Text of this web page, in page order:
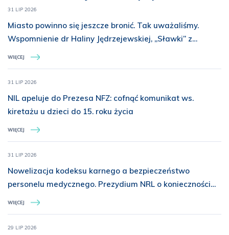
31 LIP 2026
Miasto powinno się jeszcze bronić. Tak uważaliśmy.
Wspomnienie dr Haliny Jędrzejewskiej, „Sławki” z
Batalionu „Miotła”
WIĘCEJ
31 LIP 2026
NIL apeluje do Prezesa NFZ: cofnąć komunikat ws.
kiretażu u dzieci do 15. roku życia
WIĘCEJ
31 LIP 2026
Nowelizacja kodeksu karnego a bezpieczeństwo
personelu medycznego. Prezydium NRL o konieczności
rozszerzenia ochrony prawnej
WIĘCEJ
29 LIP 2026